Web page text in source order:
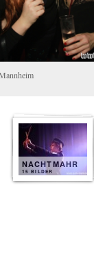
NACHTMAHR
15 BILDER